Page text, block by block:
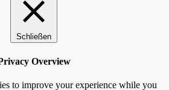
Schließen
Overview
to improve your experience while you